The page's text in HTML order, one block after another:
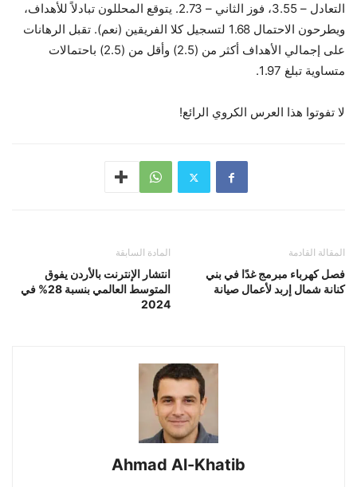
التعادل – 3.55، فوز الثاني – 2.73. يتوقع المحللون تبادلاً للأهداف،
ويطرحون الاحتمال 1.68 لتسجيل كلا الفريقين (نعم). تقبل الرهانات
على إجمالي الأهداف أكثر من (2.5) وأقل من (2.5) باحتمالات
متساوية تبلغ 1.97.
لا تفوتوا هذا العرس الكروي الرائع!
المادة السابقة
انتشار الإنترنت بالأردن يفوق
المتوسط العالمي بنسبة 28% في
2024
المقالة القادمة
فصل كهرباء مبرمج غدًا في بني
كنانة شمال إربد لأعمال صيانة
Ahmad Al-Khatib